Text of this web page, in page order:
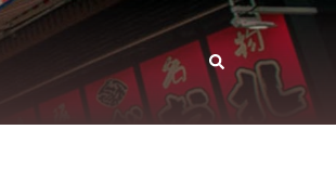
Search